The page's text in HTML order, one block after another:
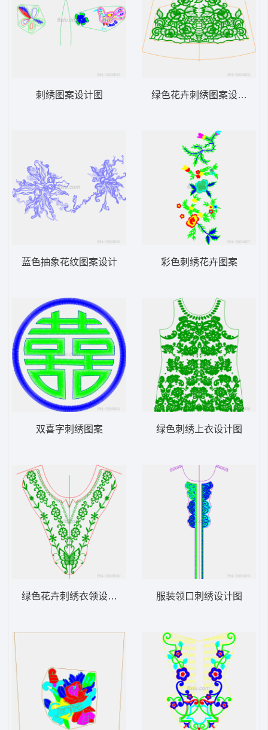
刺绣图案设计图
蓝色抽象花纹图案设计
双喜字刺绣图案
绿色花卉刺绣衣领设计图
绿色花卉刺绣图案设计图
彩色刺绣花卉图案
绿色刺绣上衣设计图
服装领口刺绣设计图